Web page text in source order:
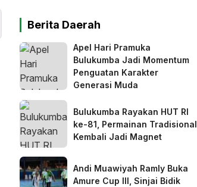
Berita Daerah
Apel Hari Pramuka
Bulukumba Jadi Momentum
Penguatan Karakter
Generasi Muda
Bulukumba Rayakan HUT RI
ke-81, Permainan Tradisional
Kembali Jadi Magnet
Andi Muawiyah Ramly Buka
Amure Cup III, Sinjai Bidik